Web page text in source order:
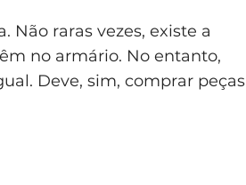
Não raras vezes, existe a
no armário. No entanto,
Deve, sim, comprar peças